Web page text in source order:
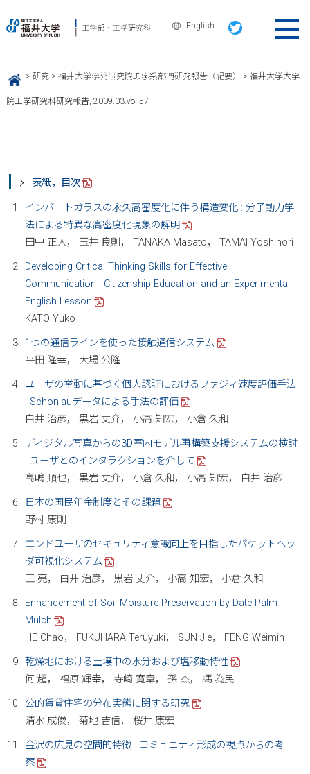
English
報告, 2009.03.vol.57
HOME > 研究> 福井大学学術研究院工学系部門研究報告（紀要） > 福井大学大学
院工学研究科研究報告, 2009.03.vol.57
表紙，目次
インバートガラスの永久高密度化に伴う構造変化 : 分子動力学
法による特異な高密度化現象の解明
田中 正人， 玉井 良則， TANAKA Masato， TAMAI Yoshinori
Developing Critical Thinking Skills for Effective
Communication : Citizenship Education and an Experimental
English Lesson
KATO Yuko
1つの通信ラインを使った接触通信システム
平田 隆幸， 大場 公隆
ユーザの挙動に基づく個人認証におけるファジィ速度評価手法
: Schonlauデータによる手法の評価
白井 治彦， 黒岩 丈介， 小高 知宏， 小倉 久和
ディジタル写真からの3D室内モデル再構築支援システムの検討
: ユーザとのインタラクションを介して
高嶋 順也， 黒岩 丈介， 小倉 久和， 小高 知宏， 白井 治彦
日本の国民年金制度とその課題
野村 康則
エンドユーザのセキュリティ意識向上を目指したパケットヘッ
ダ可視化システム
王 亮， 白井 治彦， 黒岩 丈介， 小高 知宏， 小倉 久和
Enhancement of Soil Moisture Preservation by Date-Palm
Mulch
HE Chao， FUKUHARA Teruyuki， SUN Jie， FENG Weimin
乾燥地における土壌中の水分および塩移動特性
何 超， 福原 輝幸， 寺崎 寛章， 孫 杰， 馮 為民
公的賃貸住宅の分布実態に関する研究
清水 成俊， 菊地 吉信， 桜井 康宏
金沢の広見の空間的特徴 : コミュニティ形成の視点からの考
察